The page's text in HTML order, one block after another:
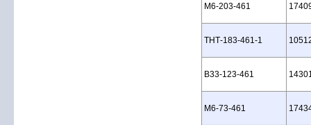
M6‑203‑461
THT‑183‑461‑1
B33‑123‑461
M6‑73‑461